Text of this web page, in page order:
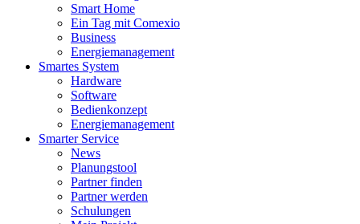
Smart Home
Ein Tag mit Comexio
Business
Energiemanagement
Smartes System
Hardware
Software
Bedienkonzept
Energiemanagement
Smarter Service
News
Planungstool
Partner finden
Partner werden
Schulungen